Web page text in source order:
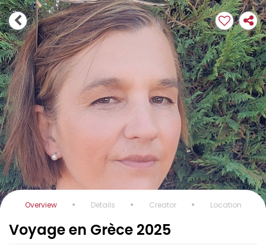
Overview Details Creator Location
Voyage en Grèce 2025